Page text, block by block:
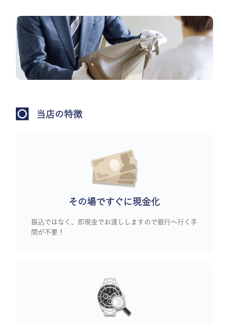
当店の特徴
その場ですぐに現金化
振込ではなく、即現金でお渡ししますので銀行へ行く手
間が不要！